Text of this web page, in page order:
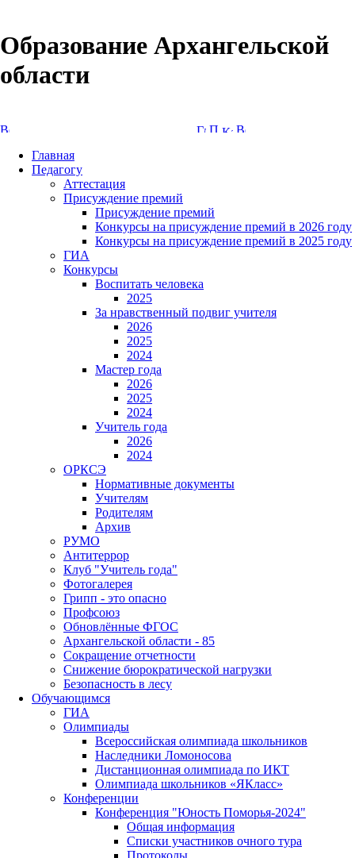
Образование Архангельской
области
Главная
Педагогу
Аттестация
Присуждение премий
Присуждение премий
Конкурсы на присуждение премий в 2026 году
Конкурсы на присуждение премий в 2025 году
ГИА
Конкурсы
Воспитать человека
2025
За нравственный подвиг учителя
2026
2025
2024
Мастер года
2026
2025
2024
Учитель года
2026
2024
ОРКСЭ
Нормативные документы
Учителям
Родителям
Архив
РУМО
Антитеррор
Клуб "Учитель года"
Фотогалерея
Грипп - это опасно
Профсоюз
Обновлённые ФГОС
Архангельской области - 85
Сокращение отчетности
Снижение бюрократической нагрузки
Безопасность в лесу
Обучающимся
ГИА
Олимпиады
Всероссийская олимпиада школьников
Наследники Ломоносова
Дистанционная олимпиада по ИКТ
Олимпиада школьников «ЯКласс»
Конференции
Конференция "Юность Поморья-2024"
Общая информация
Списки участников очного тура
Протоколы